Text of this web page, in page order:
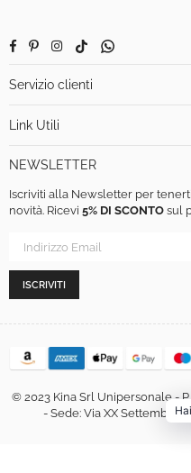
FacebookPinterestInstagram
TikTokWhatsapp
Servizio clienti
Link Utili
NEWSLETTER
Iscriviti alla Newsletter per
novità. Ricevi 5% DI SCONTO sul
ISCRIVITI
© 2023 Kina Srl Unipersonale -
- Sede: Via XX Settembre,